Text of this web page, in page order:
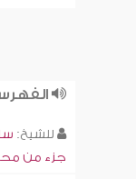
للشيخ:
جزء من